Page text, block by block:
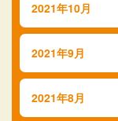
2021年10月
2021年9月
2021年8月